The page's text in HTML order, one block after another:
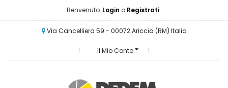
Benvenuto Login o Registrati
Via Cancelliera 59 - 00072 Ariccia (RM) Italia
Il Mio Conto